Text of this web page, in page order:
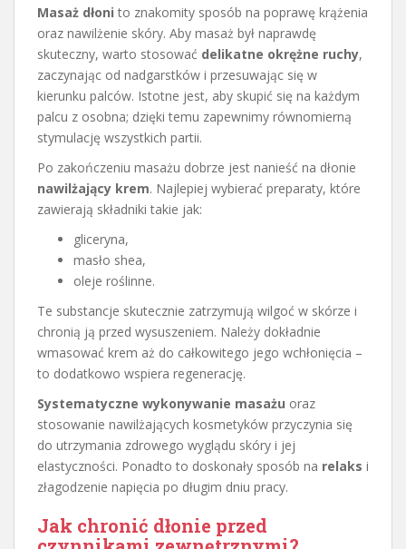
Masaż dłoni to znakomity sposób na poprawę krążenia
oraz nawilżenie skóry. Aby masaż był naprawdę
skuteczny, warto stosować delikatne okrężne ruchy,
zaczynając od nadgarstków i przesuwając się w
kierunku palców. Istotne jest, aby skupić się na każdym
palcu z osobna; dzięki temu zapewnimy równomierną
stymulację wszystkich partii.
Po zakończeniu masażu dobrze jest nanieść na dłonie
nawilżający krem. Najlepiej wybierać preparaty, które
zawierają składniki takie jak:
gliceryna,
masło shea,
oleje roślinne.
Te substancje skutecznie zatrzymują wilgoć w skórze i
chronią ją przed wysuszeniem. Należy dokładnie
wmasować krem aż do całkowitego jego wchłonięcia –
to dodatkowo wspiera regenerację.
Systematyczne wykonywanie masażu oraz
stosowanie nawilżających kosmetyków przyczynia się
do utrzymania zdrowego wyglądu skóry i jej
elastyczności. Ponadto to doskonały sposób na relaks i
złagodzenie napięcia po długim dniu pracy.
Jak chronić dłonie przed